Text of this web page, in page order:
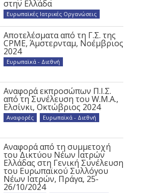
στην Ελλάδα
Ευρωπαϊκές Ιατρικές Οργανώσεις
Αποτελέσματα από τη Γ.Σ. της
CPME, Άμστερνταμ, Νοέμβριος
2024
Ευρωπαϊκά - Διεθνή
Αναφορά εκπροσώπων Π.Ι.Σ.
από τη Συνέλευση του W.M.A.,
Ελσίνκι, Οκτώβριος 2024
Αναφορές Ευρωπαϊκά - Διεθνή
Αναφορά από τη συμμετοχή
του Δικτύου Νέων Ιατρών
Ελλάδας στη Γενική Συνέλευση
του Ευρωπαϊκού Συλλόγου
Νέων Ιατρών, Πράγα, 25-
26/10/2024